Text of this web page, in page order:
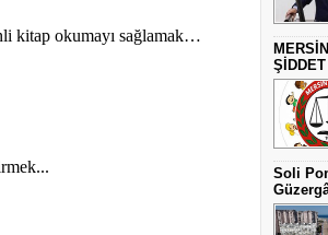
kitap okumayı sağlamak…
Soli